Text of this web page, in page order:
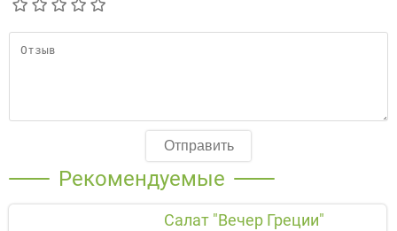
Отправить
Рекомендуемые
Салат "Вечер Греции"